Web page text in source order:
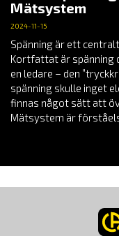
Mätsystem
2024-11-15
Spänning är ett
Kortfattat är spänning
en ledare – den
spänning skulle inget
finnas något sätt att
Mätsystem är